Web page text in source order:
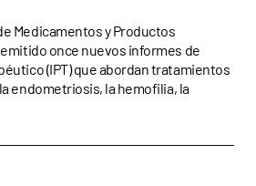
Medicamentos y Productos
emitido once nuevos informes de
(IPT) que abordan tratamientos
endometriosis, la hemofilia, la